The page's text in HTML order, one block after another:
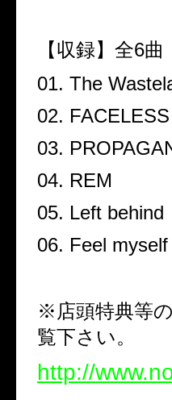
【収録】全6曲
01. The
02. FACELESS
03.
04. REM
05. Left behind
06. Feel
※店頭特典等
覧下さい。
http://